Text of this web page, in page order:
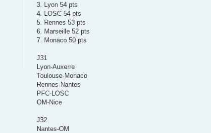
3. Lyon 54 pts
4. LOSC 54 pts
5. Rennes 53 pts
6. Marseille 52 pts
7. Monaco 50 pts
J31
Lyon-Auxerre
Toulouse-Monaco
Rennes-Nantes
PFC-LOSC
OM-Nice
J32
Nantes-OM